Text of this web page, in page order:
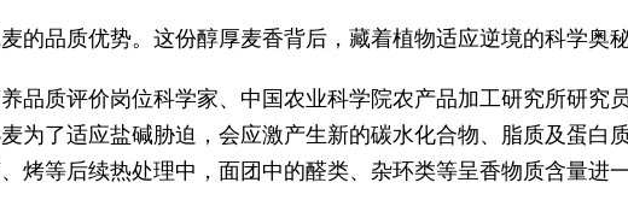
的品质优势。这份醇厚麦香背后，藏着植物适应逆境的科学奥秘
品质评价岗位科学家、中国农业科学院农产品加工研究所研究
为了适应盐碱胁迫，会应激产生新的碳水化合物、脂质及蛋白
烤等后续热处理中，面团中的醛类、杂环类等呈香物质含量进